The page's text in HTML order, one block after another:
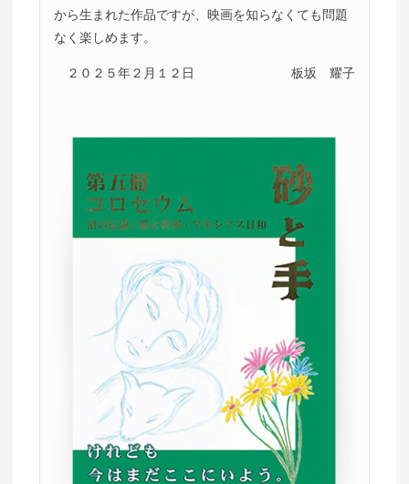
から生まれた作品ですが、映画を知らなくても問題
なく楽しめます。
２０２５年２月１２日 板坂 耀子